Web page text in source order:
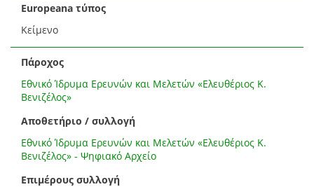
Europeana τύπος
Κείμενο
Πάροχος
Εθνικό Ίδρυμα Ερευνών και Μελετών «Ελευθέριος Κ.
Βενιζέλος»
Αποθετήριο / συλλογή
Εθνικό Ίδρυμα Ερευνών και Μελετών «Ελευθέριος Κ.
Βενιζέλος» - Ψηφιακό Αρχείο
Επιμέρους συλλογή